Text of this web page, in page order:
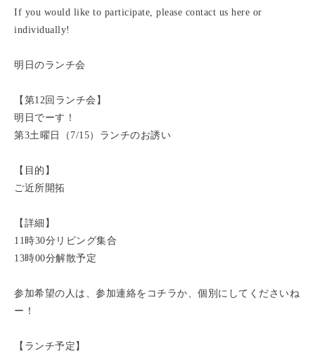
If you would like to participate, please contact us here or
individually!
明日のランチ会
【第12回ランチ会】
明日でーす！
第3土曜日（7/15）ランチのお誘い
【目的】
ご近所開拓
【詳細】
11時30分リビング集合
13時00分解散予定
参加希望の人は、参加連絡をコチラか、個別にしてくださいね
ー！
【ランチ予定】